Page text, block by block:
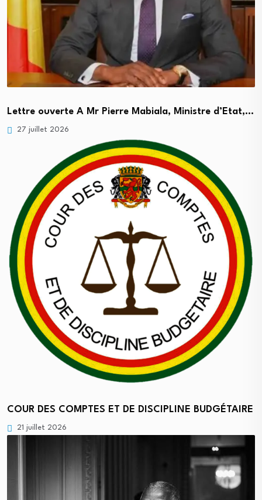
Lettre ouverte A Mr Pierre Mabiala, Ministre d’Etat,…
27 juillet 2026
COUR DES COMPTES ET DE DISCIPLINE BUDGÉTAIRE
21 juillet 2026